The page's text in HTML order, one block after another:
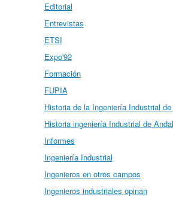
Editorial
Entrevistas
ETSI
Expo'92
Formación
FUPIA
Historia de la Ingeniería Industrial
Historia ingeniería Industrial de
Informes
Ingeniería Industrial
Ingenieros en otros campos
Ingenieros industriales opinan